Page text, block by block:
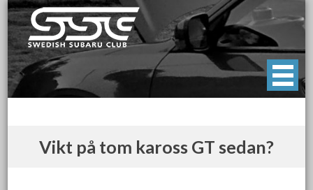
Skip
to
content
Swedish Subaru Club
För oss som älskar Subaru!
Vikt på tom kaross GT sedan?